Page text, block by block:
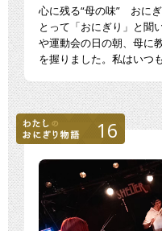
心に残る“母の味” おに
とって「おにぎり」と聞
や運動会の日の朝、母に
を握りました。私はいつ
16